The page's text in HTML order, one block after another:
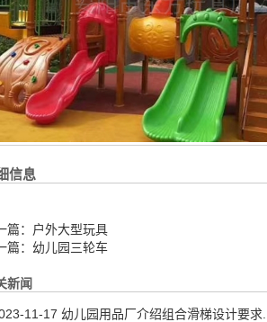
信息
篇： 户外大型玩具
篇： 幼儿园三轮车
新闻
11-17 幼儿园用品厂介绍组合滑梯设计要求...